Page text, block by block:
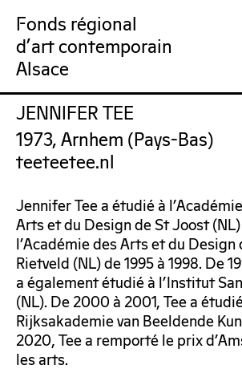
Fonds régional
d'art contemporain
Alsace
FRAC Alsace
JENNIFER TEE
1973, Arnhem (Pays-Bas)
teeteetee.nl
Jennifer Tee a étudié à
Arts et du Design de St Joost
l’Académie des Arts et du
Rietveld (NL) de 1995 à 1998. De
a également étudié à l’Institut
(NL). De 2000 à 2001, Tee a
Rijksakademie van Beeldende
2020, Tee a remporté le prix
les arts.